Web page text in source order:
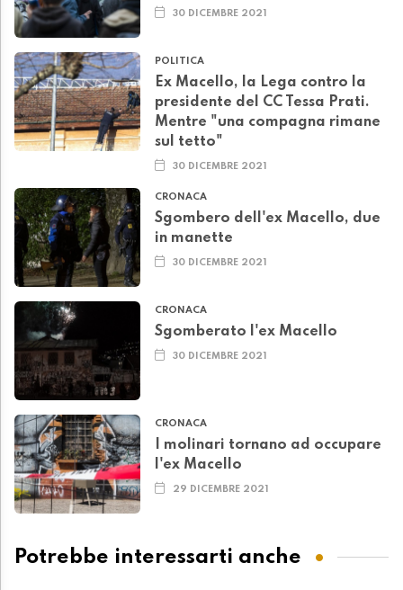
30 DICEMBRE 2021
POLITICA
Ex Macello, la Lega contro la
presidente del CC Tessa Prati.
Mentre "una compagna rimane
sul tetto"
30 DICEMBRE 2021
CRONACA
Sgombero dell'ex Macello, due
in manette
30 DICEMBRE 2021
CRONACA
Sgomberato l'ex Macello
30 DICEMBRE 2021
CRONACA
I molinari tornano ad occupare
l'ex Macello
29 DICEMBRE 2021
Potrebbe interessarti anche